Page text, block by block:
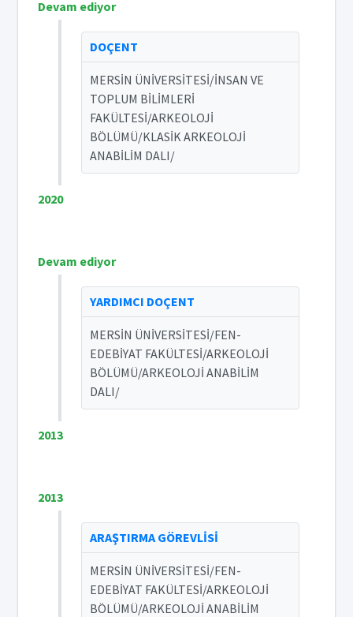
Devam ediyor
DOÇENT
MERSİN ÜNİVERSİTESİ/İNSAN VE
TOPLUM BİLİMLERİ
FAKÜLTESİ/ARKEOLOJİ
BÖLÜMÜ/KLASİK ARKEOLOJİ
ANABİLİM DALI/
2020
Devam ediyor
YARDIMCI DOÇENT
MERSİN ÜNİVERSİTESİ/FEN-
EDEBİYAT FAKÜLTESİ/ARKEOLOJİ
BÖLÜMÜ/ARKEOLOJİ ANABİLİM
DALI/
2013
2013
ARAŞTIRMA GÖREVLİSİ
MERSİN ÜNİVERSİTESİ/FEN-
EDEBİYAT FAKÜLTESİ/ARKEOLOJİ
BÖLÜMÜ/ARKEOLOJİ ANABİLİM